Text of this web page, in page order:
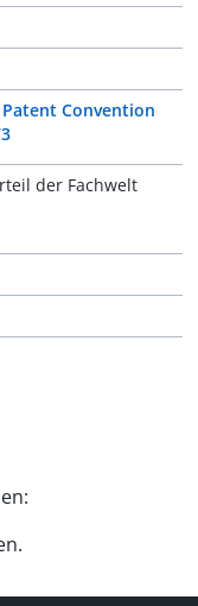
Convention
der Fachwelt